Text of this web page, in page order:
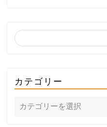
カテゴリー